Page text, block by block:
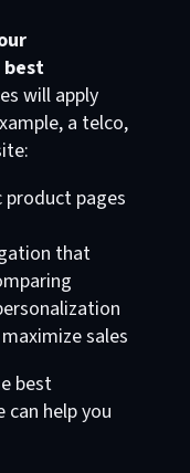
best
will apply
a telco,
pages
that
sales
best
help you